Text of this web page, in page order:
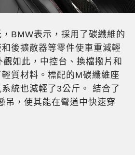
BMW表示，採用了碳纖維的
後擴散器等零件使車重減輕
如此，中控台、換檔撥片和
質材料。標配的M碳纖維座
統也減輕了3公斤。 結合了
吊，使其能在彎道中快速穿